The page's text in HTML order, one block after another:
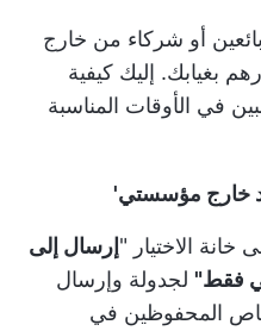
أو شركاء من خارج
بغيابك. إليك كيفية
في الأوقات المناسبة
خارج مؤسستي'
خانة الاختيار "إرسال إلى
فقط" لجدولة وإرسال
المحفوظين في